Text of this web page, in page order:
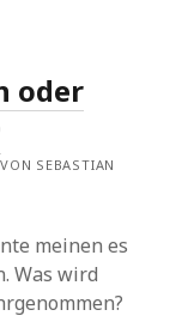
oder
SEBASTIAN
meinen es
Was wird